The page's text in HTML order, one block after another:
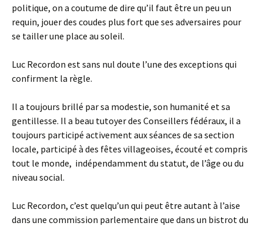
politique, on a coutume de dire qu’il faut être un peu un
requin, jouer des coudes plus fort que ses adversaires pour
se tailler une place au soleil.
Luc Recordon est sans nul doute l’une des exceptions qui
confirment la règle.
Il a toujours brillé par sa modestie, son humanité et sa
gentillesse. Il a beau tutoyer des Conseillers fédéraux, il a
toujours participé activement aux séances de sa section
locale, participé à des fêtes villageoises, écouté et compris
tout le monde, indépendamment du statut, de l’âge ou du
niveau social.
Luc Recordon, c’est quelqu’un qui peut être autant à l’aise
dans une commission parlementaire que dans un bistrot du